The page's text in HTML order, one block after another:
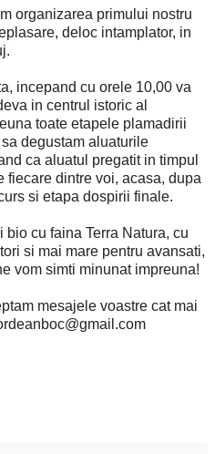
organizarea primului nostru
deloc intamplator, in
incepand cu orele 10,00 va
in centrul istoric al
toate etapele plamadirii
degustam aluaturile
ca aluatul pregatit in timpul
fiecare dintre voi, acasa, dupa
si etapa dospirii finale.
cu faina Terra Natura, cu
si mai mare pentru avansati,
vom simti minunat impreuna!
mesajele voastre cat mai